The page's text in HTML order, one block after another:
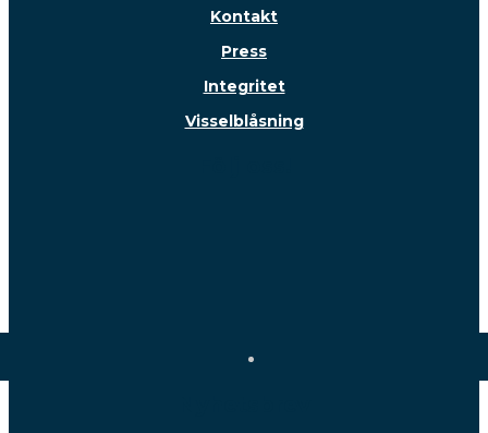
Kontakt
Press
Integritet
Visselblåsning